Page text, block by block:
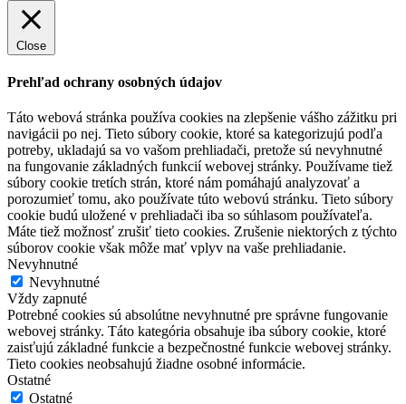
Close
Prehľad ochrany osobných údajov
Táto webová stránka používa cookies na zlepšenie vášho zážitku pri
navigácii po nej. Tieto súbory cookie, ktoré sa kategorizujú podľa
potreby, ukladajú sa vo vašom prehliadači, pretože sú nevyhnutné
na fungovanie základných funkcií webovej stránky. Používame tiež
súbory cookie tretích strán, ktoré nám pomáhajú analyzovať a
porozumieť tomu, ako používate túto webovú stránku. Tieto súbory
cookie budú uložené v prehliadači iba so súhlasom používateľa.
Máte tiež možnosť zrušiť tieto cookies. Zrušenie niektorých z týchto
súborov cookie však môže mať vplyv na vaše prehliadanie.
Nevyhnutné
Nevyhnutné
Vždy zapnuté
Potrebné cookies sú absolútne nevyhnutné pre správne fungovanie
webovej stránky. Táto kategória obsahuje iba súbory cookie, ktoré
zaisťujú základné funkcie a bezpečnostné funkcie webovej stránky.
Tieto cookies neobsahujú žiadne osobné informácie.
Ostatné
Ostatné